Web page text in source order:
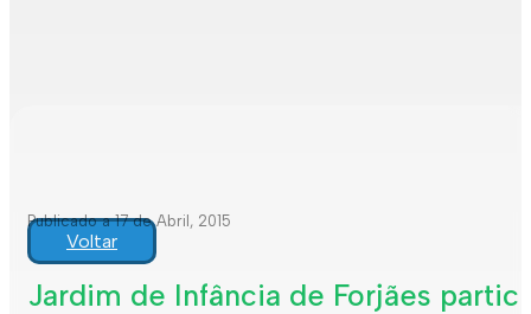
Publicado a 17 de Abril, 2015
Voltar
Jardim de Infância de Forjães